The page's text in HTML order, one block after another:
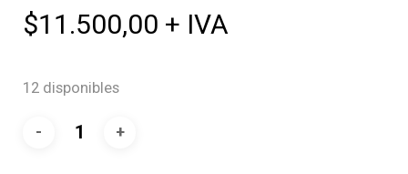
$11.500,00 + IVA
12 disponibles